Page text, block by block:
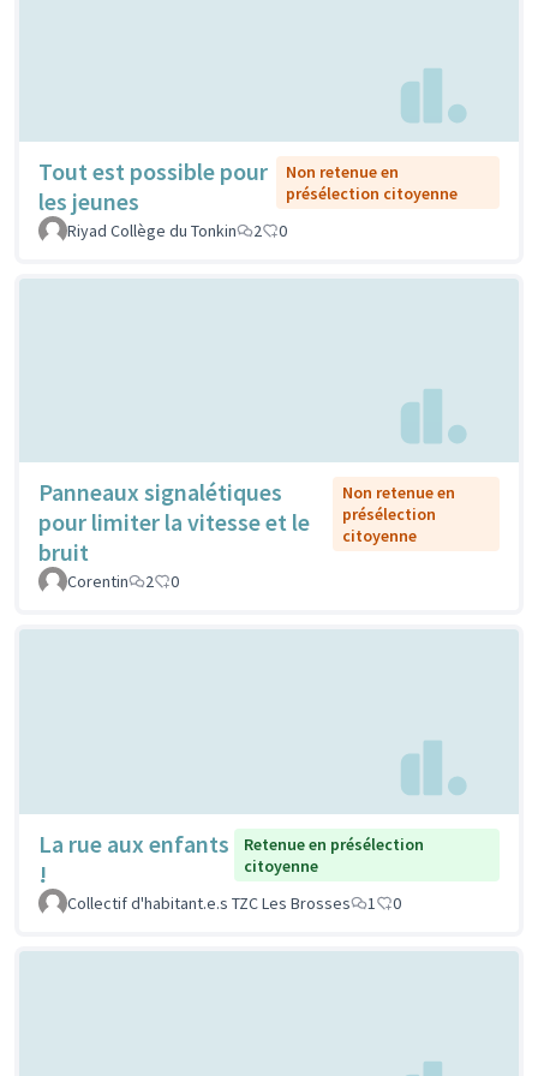
Tout est possible pour
les jeunes
Non retenue en
présélection citoyenne
Riyad Collège du Tonkin
2 0
Panneaux signalétiques
pour limiter la vitesse et le
bruit
Non retenue en
présélection
citoyenne
Corentin 2 0
La rue aux enfants
!
Retenue en présélection
citoyenne
Collectif d'habitant.e.s TZC Les Brosses
1 0